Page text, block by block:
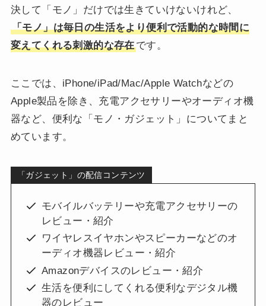
決して「モノ」だけでは生きていけないけれど、
「モノ」は毎日の生活をより便利で活動的な時間に
変えてくれる刺激的な存在です。
ここでは、iPhone/iPad/Mac/Apple Watchなどの
Apple製品を除き、充電アクセサリーやオーディオ機
器など、便利な「モノ・ガジェット」についてまと
めています。
「ガジェット」の配信コンテンツ
モバイルバッテリーや充電アクセサリーの
レビュー・紹介
ワイヤレスイヤホンやスピーカーなどのオ
ーディオ機器レビュー・紹介
Amazonデバイスのレビュー・紹介
生活を便利にしてくれる便利なデジタル機
器のレビュー